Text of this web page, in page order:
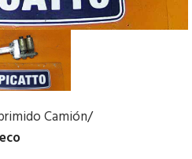
Camión